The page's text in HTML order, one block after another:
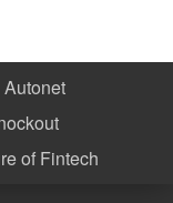
Autonet
of Fintech